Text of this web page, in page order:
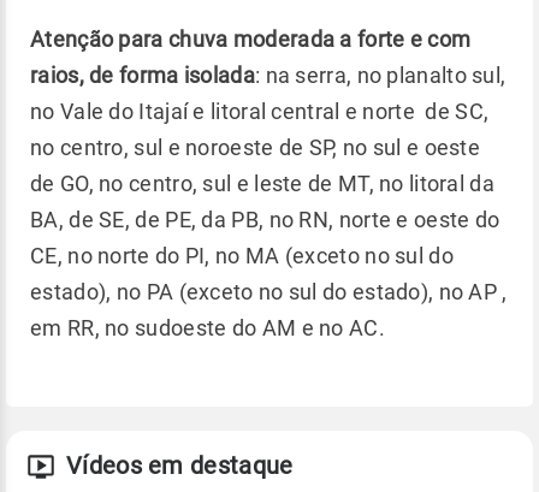
Atenção para chuva moderada a forte e com
raios, de forma isolada: na serra, no planalto sul,
no Vale do Itajaí e litoral central e norte de SC,
no centro, sul e noroeste de SP, no sul e oeste
de GO, no centro, sul e leste de MT, no litoral da
BA, de SE, de PE, da PB, no RN, norte e oeste do
CE, no norte do PI, no MA (exceto no sul do
estado), no PA (exceto no sul do estado), no AP ,
em RR, no sudoeste do AM e no AC.
Vídeos em destaque